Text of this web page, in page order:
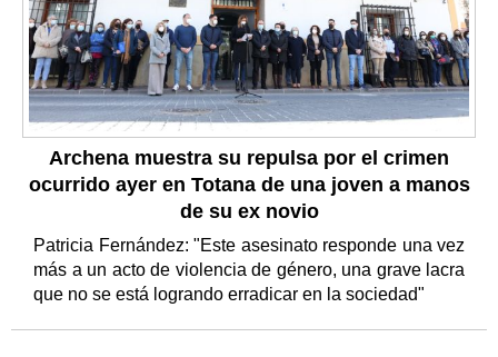
Archena muestra su repulsa por el crimen
ocurrido ayer en Totana de una joven a manos
de su ex novio
Patricia Fernández: "Este asesinato responde una vez
más a un acto de violencia de género, una grave lacra
que no se está logrando erradicar en la sociedad"